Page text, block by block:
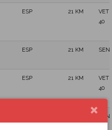
ESP 21 KM
40
ESP 21 KM
ESP 21 KM
40